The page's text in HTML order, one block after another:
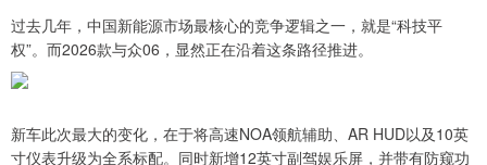
过去几年，中国新能源市场最核心的竞争逻辑之一，就是“科技平
权”。而2026款与众06，显然正在沿着这条路径推进。
新车此次最大的变化，在于将高速NOA领航辅助、AR HUD以及10英
寸仪表升级为全系标配。同时新增12英寸副驾娱乐屏，并带有防窥功